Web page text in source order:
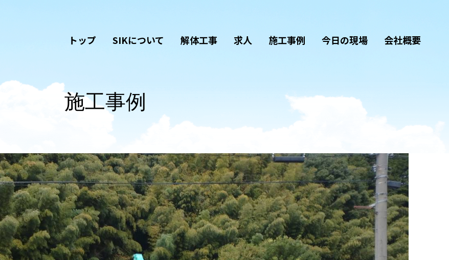
トップ SIKについて 解体工事 求人 施工事例 今日の現場 会社概要
施工事例